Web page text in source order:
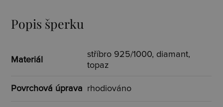
Popis šperku
Materiál
stříbro 925/1000, diamant,
topaz
Povrchová úprava rhodiováno